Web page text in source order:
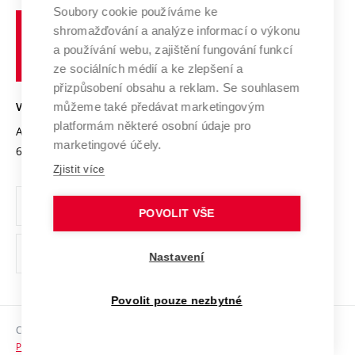
Výzkumné infrastruktury
Transfer znalostí
Open Science
Projekty
Projekty ze strukturálních fondů
Specifický výzkum
Spolupráce se školami
Služby univerzity
Mezinárodní dohody
Univerzitní sítě
Profil univerzity
Udržitelná univerzita
Podnikavá univerzita / ContriBUTe
Bezpečná univerzita
Vyznamenání
Organizační struktura
Ochrana osobních údajů
odkaz)
Sociální bezpečí
učení
technické
VYSOKÉ UČENÍ TECHNICKÉ V BRNĚ
Antonínská 548/1
602 00 Brno
www.vut.cz
vut@vutbr.cz
Copyright © 2026 VUT
Prohlášení o přístupnosti
Soubory cookie používáme ke
shromažďování a analýze informací o výkonu
a používání webu, zajištění fungování funkcí
ze sociálních médií a ke zlepšení a
přizpůsobení obsahu a reklam. Se souhlasem
můžeme také předávat marketingovým
platformám některé osobní údaje pro
marketingové účely.
Zjistit více
POVOLIT VŠE
Nastavení
Povolit pouze nezbytné